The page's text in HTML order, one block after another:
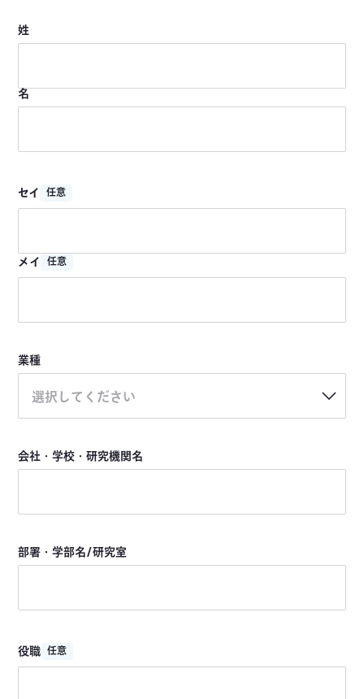
姓
名
セイ 任意
メイ 任意
業種
選択してください
会社・学校・研究機関名
部署・学部名/研究室
役職 任意